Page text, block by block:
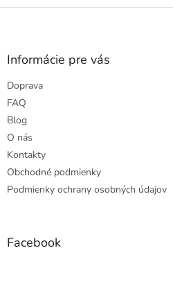
Z
Informácie pre vás
Doprava
FAQ
Blog
O nás
Kontakty
Obchodné podmienky
Podmienky ochrany osobných údajov
Facebook